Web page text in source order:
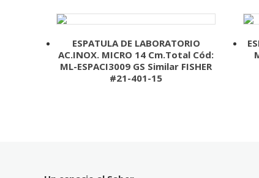
ESPATULA DE LABORATORIO
AC.INOX. MICRO 14 Cm.Total Cód:
ML-ESPACI3009 GS Similar FISHER
#21-401-15